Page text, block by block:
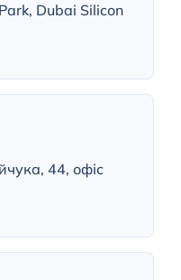
Dubai Silicon
44, офіс